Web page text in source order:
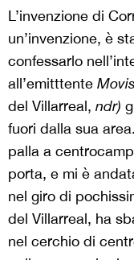
L’invenzione di
un’invenzione, è
confessarlo
all’emitttente
del Villarreal, ndr)
fuori dalla sua
palla a
porta, e mi è
nel giro di
del Villarreal, ha
nel cerchio di